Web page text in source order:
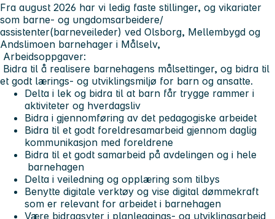
Fra august 2026 har vi ledig faste stillinger, og vikariater
som barne- og ungdomsarbeidere/
assistenter(barneveileder) ved Olsborg, Mellembygd og
Andslimoen barnehager i Målselv,
Arbeidsoppgaver:
Bidra til å realisere barnehagens målsettinger, og bidra til
et godt lærings- og utviklingsmiljø for barn og ansatte.
Delta i lek og bidra til at barn får trygge rammer i
aktiviteter og hverdagsliv
Bidra i gjennomføring av det pedagogiske arbeidet
Bidra til et godt foreldresamarbeid gjennom daglig
kommunikasjon med foreldrene
Bidra til et godt samarbeid på avdelingen og i hele
barnehagen
Delta i veiledning og opplæring som tilbys
Benytte digitale verktøy og vise digital dømmekraft
som er relevant for arbeidet i barnehagen
Være bidragsyter i planleggings- og utviklingsarbeid